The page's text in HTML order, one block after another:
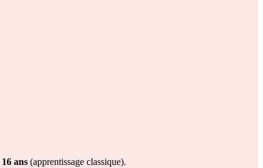
16 ans (apprentissage classique).